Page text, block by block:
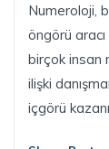
Numeroloji,
öngörü
birçok insan
ilişki
içgörü